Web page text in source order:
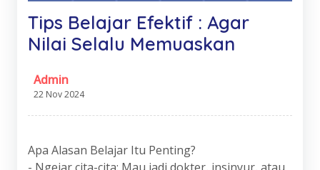
Tips Belajar Efektif : Agar
Nilai Selalu Memuaskan
Admin
22 Nov 2024
Apa Alasan Belajar Itu Penting?